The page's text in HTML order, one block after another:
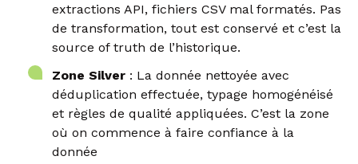
extractions API, fichiers CSV mal formatés. Pas
de transformation, tout est conservé et c’est la
source of truth de l’historique.
Zone Silver : La donnée nettoyée avec
déduplication effectuée, typage homogénéisé
et règles de qualité appliquées. C’est la zone
où on commence à faire confiance à la
donnée